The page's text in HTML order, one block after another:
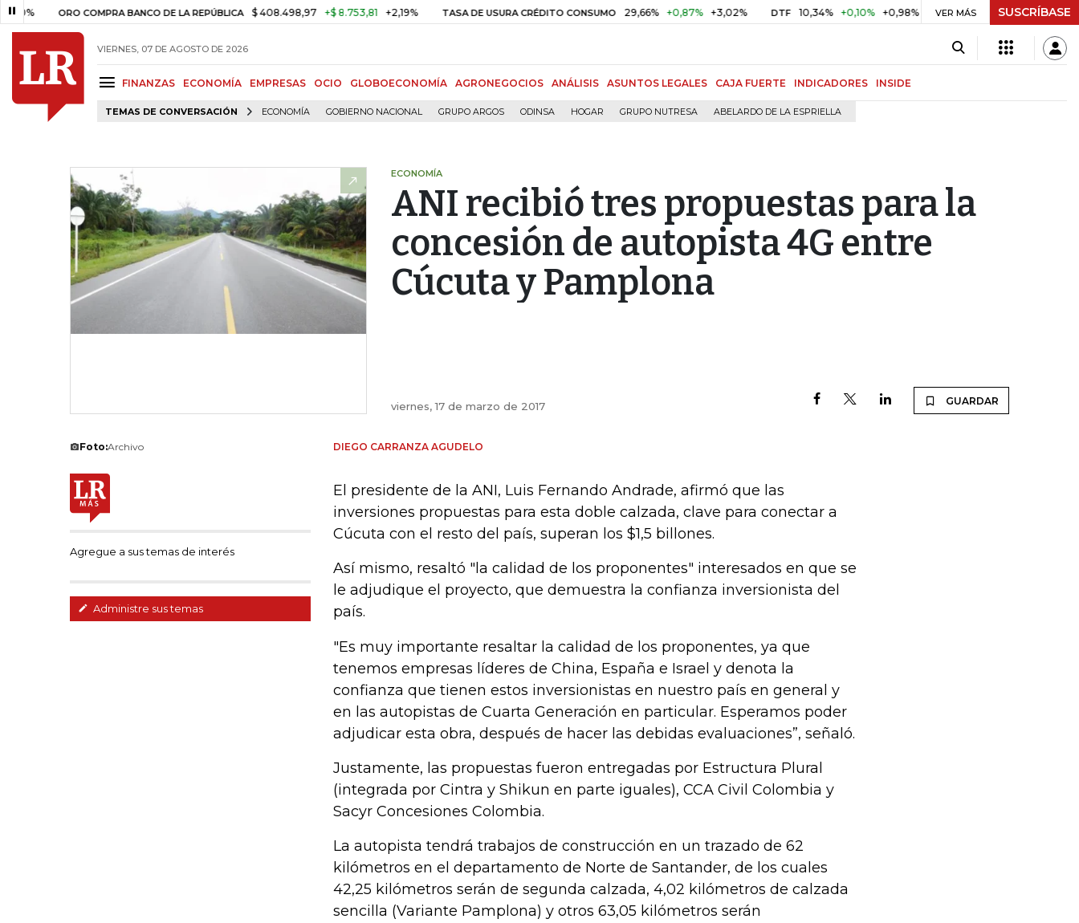
ORO COMPRA BANCO DE LA REPÚBLICA $ 408.498,97 +$ 8.753,81 +2,19% TASA DE USURA CRÉDITO CONSUMO 29,66% +0,87% +3,02% DTF 10,34% +0,10% +0,98% UVR $ 416,91 +$ 0,05 +0,01%
VER MÁS SUSCRÍBASE
VIERNES, 07 DE AGOSTO DE 2026
FINANZAS ECONOMÍA EMPRESAS OCIO GLOBOECONOMÍA AGRONEGOCIOS ANÁLISIS ASUNTOS LEGALES CAJA FUERTE INDICADORES INSIDE
TEMAS DE CONVERSACIÓN ECONOMÍA GOBIERNO NACIONAL GRUPO ARGOS ODINSA HOGAR GRUPO NUTRESA ABELARDO DE LA ESPRIELLA
ECONOMÍA
ANI recibió tres propuestas para la
concesión de autopista 4G entre
Cúcuta y Pamplona
viernes, 17 de marzo de 2017 GUARDAR
Foto:Archivo
Agregue a sus temas de interés
Administre sus temas
DIEGO CARRANZA AGUDELO
El presidente de la ANI, Luis Fernando Andrade, afirmó que las
inversiones propuestas para esta doble calzada, clave para conectar a
Cúcuta con el resto del país, superan los $1,5 billones.
Así mismo, resaltó "la calidad de los proponentes" interesados en que se
le adjudique el proyecto, que demuestra la confianza inversionista del
país.
"Es muy importante resaltar la calidad de los proponentes, ya que
tenemos empresas líderes de China, España e Israel y denota la
confianza que tienen estos inversionistas en nuestro país en general y
en las autopistas de Cuarta Generación en particular. Esperamos poder
adjudicar esta obra, después de hacer las debidas evaluaciones”, señaló.
Justamente, las propuestas fueron entregadas por Estructura Plural
(integrada por Cintra y Shikun en parte iguales), CCA Civil Colombia y
Sacyr Concesiones Colombia.
La autopista tendrá trabajos de construcción en un trazado de 62
kilómetros en el departamento de Norte de Santander, de los cuales
42,25 kilómetros serán de segunda calzada, 4,02 kilómetros de calzada
sencilla (Variante Pamplona) y otros 63,05 kilómetros serán